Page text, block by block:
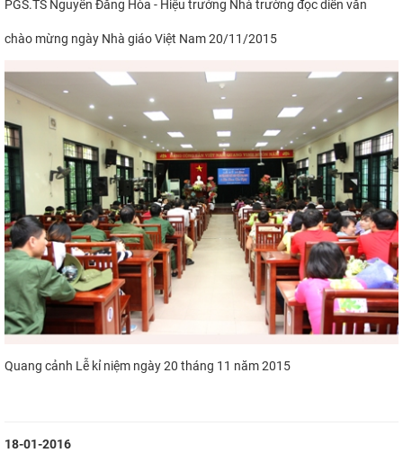
PGS.TS Nguyễn Đăng Hòa - Hiệu trưởng Nhà trường đọc diễn văn
chào mừng ngày Nhà giáo Việt Nam 20/11/2015
Quang cảnh Lễ kỉ niệm ngày 20 tháng 11 năm 2015
18-01-2016